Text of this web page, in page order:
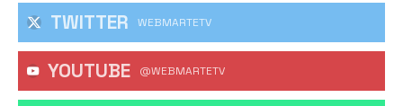
TWITTER WEBMARTETV
YOUTUBE @WEBMARTETV